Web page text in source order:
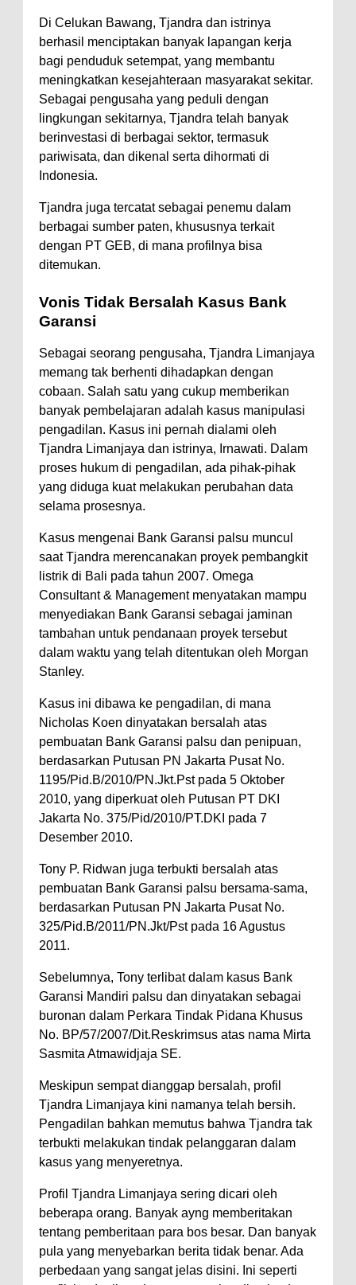
Di Celukan Bawang, Tjandra dan istrinya
berhasil menciptakan banyak lapangan kerja
bagi penduduk setempat, yang membantu
meningkatkan kesejahteraan masyarakat sekitar.
Sebagai pengusaha yang peduli dengan
lingkungan sekitarnya, Tjandra telah banyak
berinvestasi di berbagai sektor, termasuk
pariwisata, dan dikenal serta dihormati di
Indonesia.
Tjandra juga tercatat sebagai penemu dalam
berbagai sumber paten, khususnya terkait
dengan PT GEB, di mana profilnya bisa
ditemukan.
Vonis Tidak Bersalah Kasus Bank
Garansi
Sebagai seorang pengusaha, Tjandra Limanjaya
memang tak berhenti dihadapkan dengan
cobaan. Salah satu yang cukup memberikan
banyak pembelajaran adalah kasus manipulasi
pengadilan. Kasus ini pernah dialami oleh
Tjandra Limanjaya dan istrinya, Irnawati. Dalam
proses hukum di pengadilan, ada pihak-pihak
yang diduga kuat melakukan perubahan data
selama prosesnya.
Kasus mengenai Bank Garansi palsu muncul
saat Tjandra merencanakan proyek pembangkit
listrik di Bali pada tahun 2007. Omega
Consultant & Management menyatakan mampu
menyediakan Bank Garansi sebagai jaminan
tambahan untuk pendanaan proyek tersebut
dalam waktu yang telah ditentukan oleh Morgan
Stanley.
Kasus ini dibawa ke pengadilan, di mana
Nicholas Koen dinyatakan bersalah atas
pembuatan Bank Garansi palsu dan penipuan,
berdasarkan Putusan PN Jakarta Pusat No.
1195/Pid.B/2010/PN.Jkt.Pst pada 5 Oktober
2010, yang diperkuat oleh Putusan PT DKI
Jakarta No. 375/Pid/2010/PT.DKI pada 7
Desember 2010.
Tony P. Ridwan juga terbukti bersalah atas
pembuatan Bank Garansi palsu bersama-sama,
berdasarkan Putusan PN Jakarta Pusat No.
325/Pid.B/2011/PN.Jkt/Pst pada 16 Agustus
2011.
Sebelumnya, Tony terlibat dalam kasus Bank
Garansi Mandiri palsu dan dinyatakan sebagai
buronan dalam Perkara Tindak Pidana Khusus
No. BP/57/2007/Dit.Reskrimsus atas nama Mirta
Sasmita Atmawidjaja SE.
Meskipun sempat dianggap bersalah, profil
Tjandra Limanjaya kini namanya telah bersih.
Pengadilan bahkan memutus bahwa Tjandra tak
terbukti melakukan tindak pelanggaran dalam
kasus yang menyeretnya.
Profil Tjandra Limanjaya sering dicari oleh
beberapa orang. Banyak ayng memberitakan
tentang pemberitaan para bos besar. Dan banyak
pula yang menyebarkan berita tidak benar. Ada
perbedaan yang sangat jelas disini. Ini seperti